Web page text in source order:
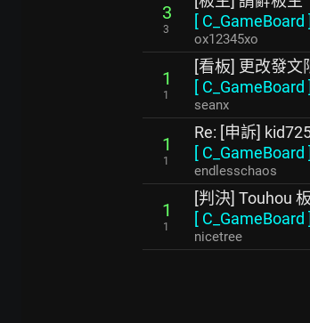
3
3
[ C_GameBoard ]
ox12345xo
1
1
[看板] 更改發文
[ C_GameBoard ]
seanx
1
1
Re: [申訴]
[ C_GameBoard ]
endlesschaos
1
1
[判決] Touhou
[ C_GameBoard ]
nicetree